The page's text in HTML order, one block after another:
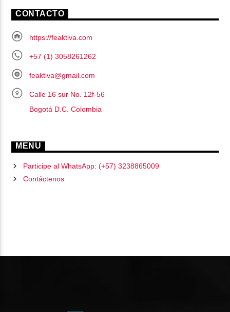
CONTACTO
https://feaktiva.com
+57 (1) 3058261262
feaktiva@gmail.com
Calle 16 sur No. 12f-56
Bogotá D.C. Colombia
MENU
Participe al WhatsApp: (+57) 3238865009
Contáctenos